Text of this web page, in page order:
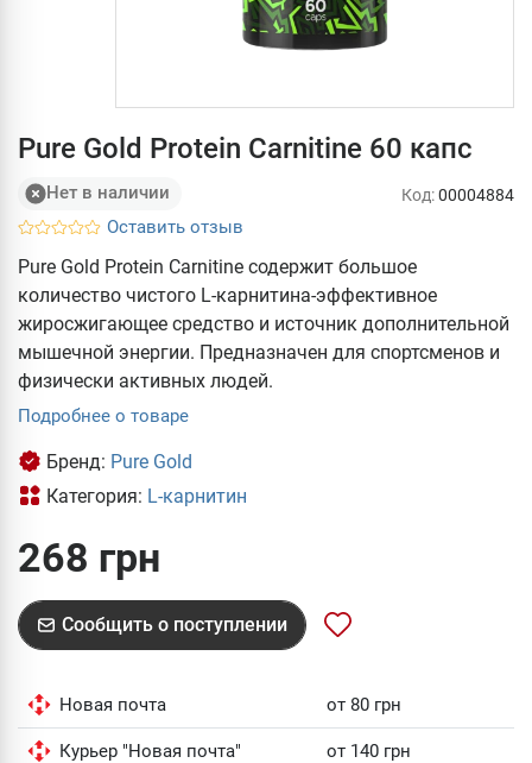
Pure Gold Protein Carnitine 60 капс
Нет в наличии
Оставить отзыв
Код:00004884
Pure Gold Protein Carnitine содержит большое
количество чистого L-карнитина-эффективное
жиросжигающее средство и источник дополнительной
мышечной энергии. Предназначен для спортсменов и
физически активных людей.
Подробнее о товаре
Бренд: Pure Gold
Категория: L-карнитин
268 грн
Сообщить о поступлении
Новая почта от 80 грн
Курьер "Новая почта" от 140 грн